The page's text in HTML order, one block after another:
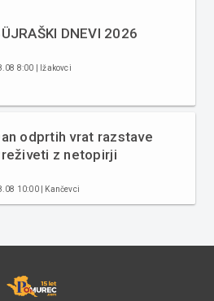
DNEVI 2026
8:00 | Ižakovci
odprtih vrat razstave
z netopirji
10:00 | Kančevci